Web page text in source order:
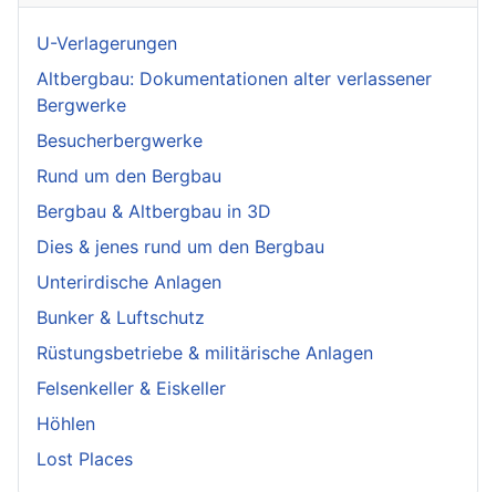
U-Verlagerungen
Altbergbau: Dokumentationen alter verlassener
Bergwerke
Besucherbergwerke
Rund um den Bergbau
Bergbau & Altbergbau in 3D
Dies & jenes rund um den Bergbau
Unterirdische Anlagen
Bunker & Luftschutz
Rüstungsbetriebe & militärische Anlagen
Felsenkeller & Eiskeller
Höhlen
Lost Places